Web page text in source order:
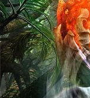
de localización
una […]